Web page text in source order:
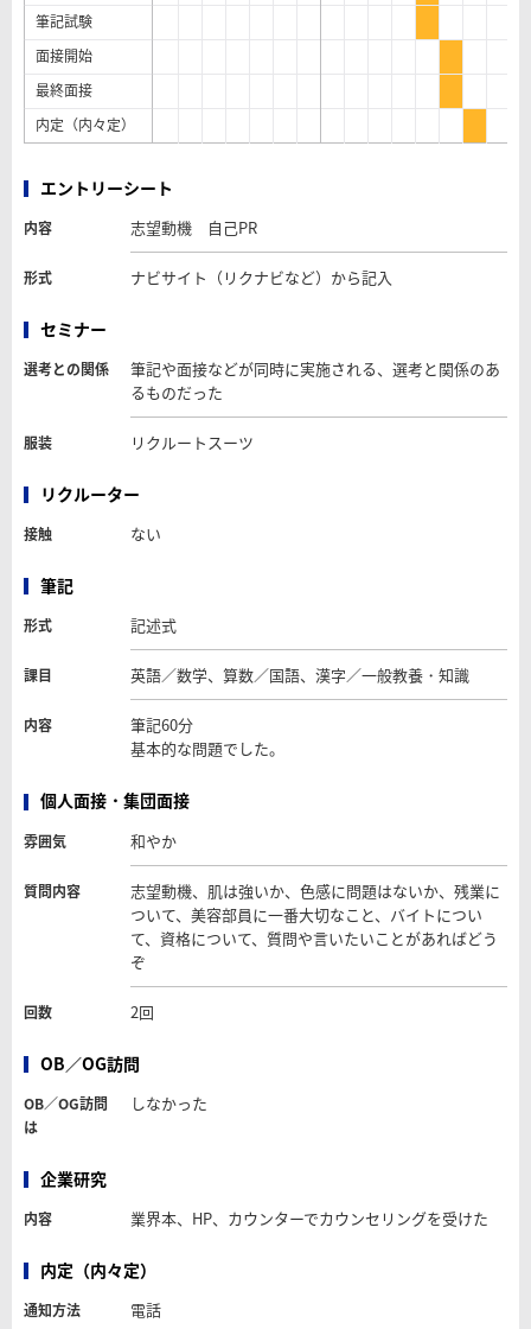
筆記試験
面接開始
最終面接
内定（内々定）
エントリーシート
内容 志望動機 自己PR
形式 ナビサイト（リクナビなど）から記入
セミナー
選考との関係
筆記や面接などが同時に実施される、選考と関係のあ
るものだった
服装 リクルートスーツ
リクルーター
接触 ない
筆記
形式 記述式
課目 英語／数学、算数／国語、漢字／一般教養・知識
内容
筆記60分
基本的な問題でした。
個人面接・集団面接
雰囲気 和やか
質問内容
志望動機、肌は強いか、色感に問題はないか、残業に
ついて、美容部員に一番大切なこと、バイトについ
て、資格について、質問や言いたいことがあればどう
ぞ
回数 2回
OB／OG訪問
OB／OG訪問
は
しなかった
企業研究
内容 業界本、HP、カウンターでカウンセリングを受けた
内定（内々定）
通知方法 電話